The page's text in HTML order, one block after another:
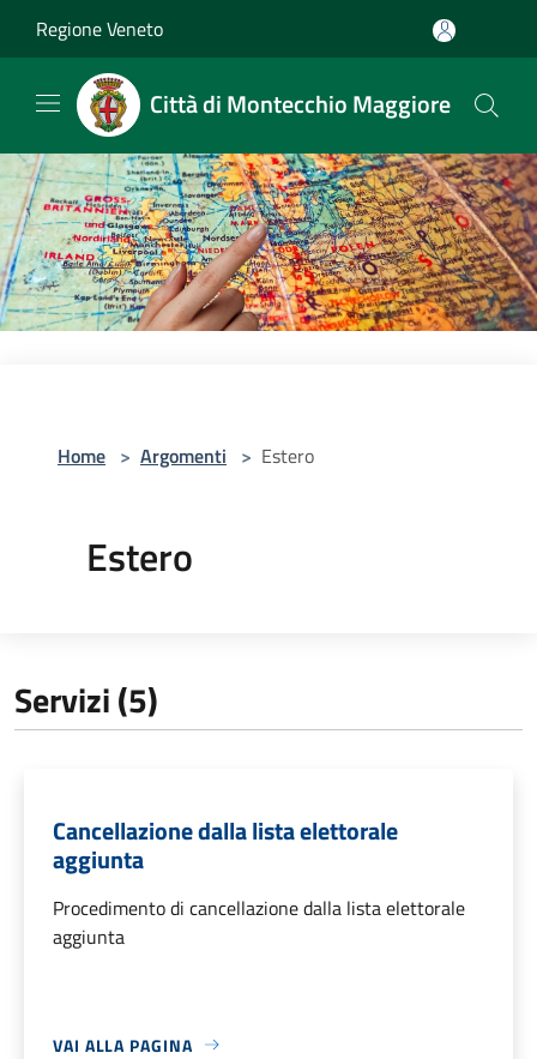
Regione Veneto
Città di Montecchio Maggiore
Home > Argomenti > Estero
Estero
Servizi (5)
Cancellazione dalla lista elettorale
aggiunta
Procedimento di cancellazione dalla lista elettorale
aggiunta
VAI ALLA PAGINA